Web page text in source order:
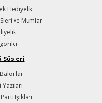
Hediyelik
ve Mumlar
Süsleri
Işıkları